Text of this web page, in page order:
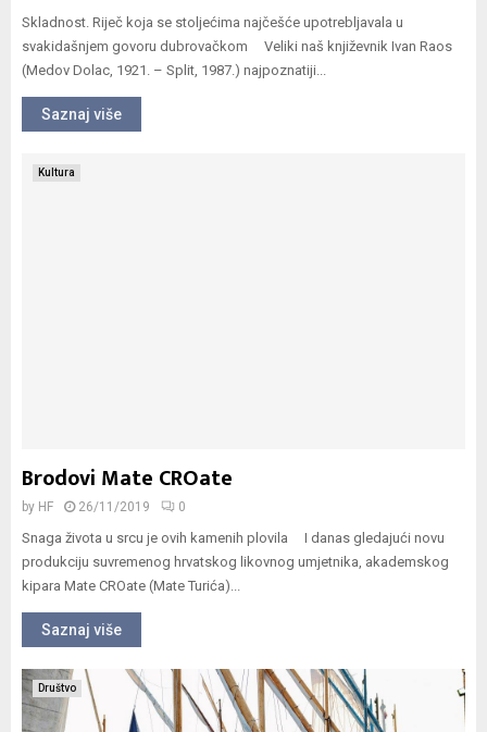
Skladnost. Riječ koja se stoljećima najčešće upotrebljavala u
svakidašnjem govoru dubrovačkom Veliki naš književnik Ivan Raos
(Medov Dolac, 1921. – Split, 1987.) najpoznatiji...
Saznaj više
Kultura
Brodovi Mate CROate
by HF 26/11/2019 0
Snaga života u srcu je ovih kamenih plovila I danas gledajući novu
produkciju suvremenog hrvatskog likovnog umjetnika, akademskog
kipara Mate CROate (Mate Turića)...
Saznaj više
Društvo